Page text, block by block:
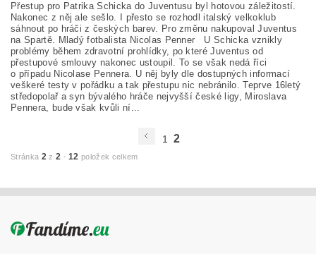
Přestup pro Patrika Schicka do Juventusu byl hotovou záležitostí.
Nakonec z něj ale sešlo. I přesto se rozhodl italský velkoklub
sáhnout po hráči z českých barev. Pro změnu nakupoval Juventus
na Spartě. Mladý fotbalista Nicolas Penner U Schicka vznikly
problémy během zdravotní prohlídky, po které Juventus od
přestupové smlouvy nakonec ustoupil. To se však nedá říci
o případu Nicolase Pennera. U něj byly dle dostupných informací
veškeré testy v pořádku a tak přestupu nic nebránilo. Teprve 16letý
středopolař a syn bývalého hráče nejvyšší české ligy, Miroslava
Pennera, bude však kvůli ní...
1 2
Stránka 2z 2 -12 položek celkem